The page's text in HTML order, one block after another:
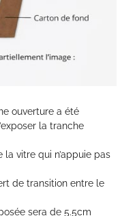
ouverture a été
la tranche
la vitre qui n’appuie pas
de transition entre le
sera de 5.5cm